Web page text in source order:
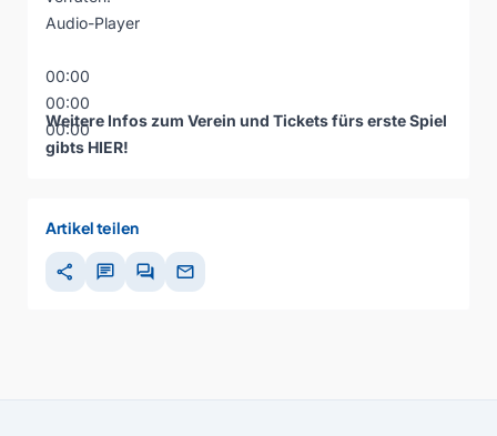
Audio-Player
00:00
00:00
00:00
Weitere Infos zum Verein und Tickets fürs erste Spiel
gibts HIER!
Artikel teilen
share chat forum mail